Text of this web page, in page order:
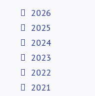
2026
2025
2024
2023
2022
2021